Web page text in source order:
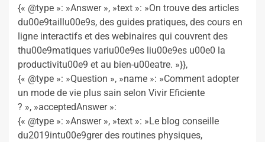
{« @type »: »Answer », »text »: »On trouve des articles
du00e9taillu00e9s, des guides pratiques, des cours en
ligne interactifs et des webinaires qui couvrent des
thu00e9matiques variu00e9es liu00e9es u00e0 la
productivitu00e9 et au bien-u00eatre. »}},
{« @type »: »Question », »name »: »Comment adopter
un mode de vie plus sain selon Vivir Eficiente
? », »acceptedAnswer »:
{« @type »: »Answer », »text »: »Le blog conseille
du2019intu00e9grer des routines physiques,